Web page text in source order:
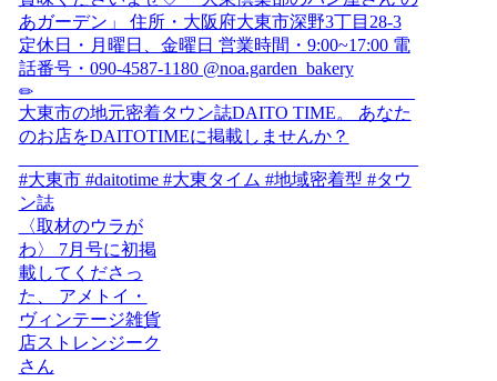
〈取材のウラが
わ〉 7月号に初掲
載してくださっ
た、 アメトイ・
ヴィンテージ雑貨
店ストレンジーク
さん